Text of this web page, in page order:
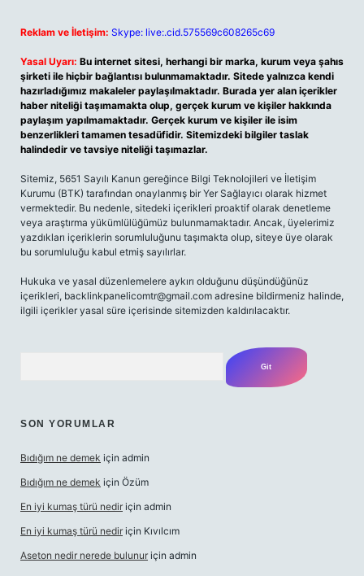
Reklam ve İletişim: Skype: live:.cid.575569c608265c69
Yasal Uyarı: Bu internet sitesi, herhangi bir marka, kurum veya şahıs
şirketi ile hiçbir bağlantısı bulunmamaktadır. Sitede yalnızca kendi
hazırladığımız makaleler paylaşılmaktadır. Burada yer alan içerikler
haber niteliği taşımamakta olup, gerçek kurum ve kişiler hakkında
paylaşım yapılmamaktadır. Gerçek kurum ve kişiler ile isim
benzerlikleri tamamen tesadüfidir. Sitemizdeki bilgiler taslak
halindedir ve tavsiye niteliği taşımazlar.
Sitemiz, 5651 Sayılı Kanun gereğince Bilgi Teknolojileri ve İletişim
Kurumu (BTK) tarafından onaylanmış bir Yer Sağlayıcı olarak hizmet
vermektedir. Bu nedenle, sitedeki içerikleri proaktif olarak denetleme
veya araştırma yükümlülüğümüz bulunmamaktadır. Ancak, üyelerimiz
yazdıkları içeriklerin sorumluluğunu taşımakta olup, siteye üye olarak
bu sorumluluğu kabul etmiş sayılırlar.
Hukuka ve yasal düzenlemelere aykırı olduğunu düşündüğünüz
içerikleri, backlinkpanelicomtr@gmail.com adresine bildirmeniz halinde,
ilgili içerikler yasal süre içerisinde sitemizden kaldırılacaktır.
SON YORUMLAR
Bıdığım ne demek için admin
Bıdığım ne demek için Özüm
En iyi kumaş türü nedir için admin
En iyi kumaş türü nedir için Kıvılcım
Aseton nedir nerede bulunur için admin